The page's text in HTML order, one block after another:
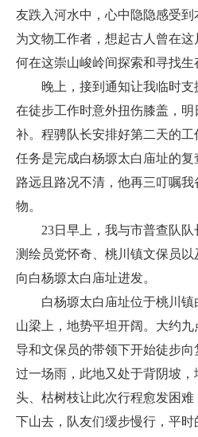
友跌入河水中，心中隐隐感受
为文物工作者，想起古人曾在
何在这崇山峻岭间探索和寻找生
晚上，接到通知让我临时
在徒步工作时意外扭伤膝盖，
补。程骋队长安排好第二天的
任务是完成白杨塬太白庙址的复
路远且路况不清，他再三叮嘱
物。
23日早上，我与市普查队队
测绘员党怀奇、桃川镇文保员以
向白杨塬太白庙址进发。
白杨塬太白庙址位于桃川镇
山梁上，地势平坦开阔。大约
导和文保员的带领下开始徒步
过一场雨，此地又处于背阴坡
头、枯树枝让此次行程愈发困
下山去，队友们缓步慢行，平